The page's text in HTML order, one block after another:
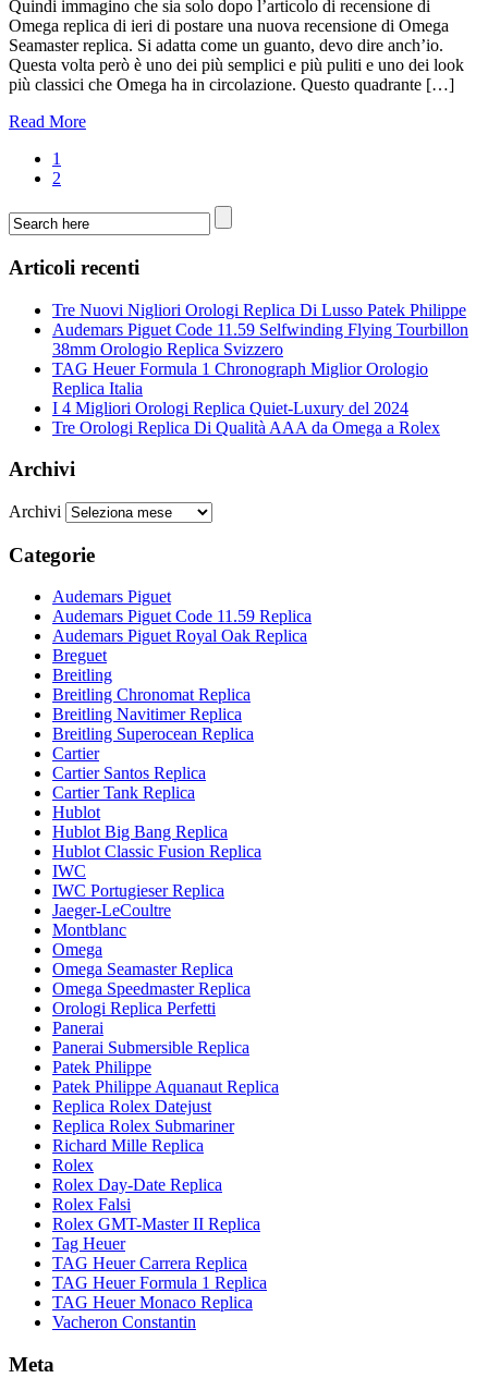
Quindi immagino che sia solo dopo l’articolo di recensione di
Omega replica di ieri di postare una nuova recensione di Omega
Seamaster replica. Si adatta come un guanto, devo dire anch’io.
Questa volta però è uno dei più semplici e più puliti e uno dei look
più classici che Omega ha in circolazione. Questo quadrante […]
Read More
1
2
Articoli recenti
Tre Nuovi Nigliori Orologi Replica Di Lusso Patek Philippe
Audemars Piguet Code 11.59 Selfwinding Flying Tourbillon
38mm Orologio Replica Svizzero
TAG Heuer Formula 1 Chronograph Miglior Orologio
Replica Italia
I 4 Migliori Orologi Replica Quiet-Luxury del 2024
Tre Orologi Replica Di Qualità AAA da Omega a Rolex
Archivi
Archivi
Categorie
Audemars Piguet
Audemars Piguet Code 11.59 Replica
Audemars Piguet Royal Oak Replica
Breguet
Breitling
Breitling Chronomat Replica
Breitling Navitimer Replica
Breitling Superocean Replica
Cartier
Cartier Santos Replica
Cartier Tank Replica
Hublot
Hublot Big Bang Replica
Hublot Classic Fusion Replica
IWC
IWC Portugieser Replica
Jaeger-LeCoultre
Montblanc
Omega
Omega Seamaster Replica
Omega Speedmaster Replica
Orologi Replica Perfetti
Panerai
Panerai Submersible Replica
Patek Philippe
Patek Philippe Aquanaut Replica
Replica Rolex Datejust
Replica Rolex Submariner
Richard Mille Replica
Rolex
Rolex Day-Date Replica
Rolex Falsi
Rolex GMT-Master II Replica
Tag Heuer
TAG Heuer Carrera Replica
TAG Heuer Formula 1 Replica
TAG Heuer Monaco Replica
Vacheron Constantin
Meta